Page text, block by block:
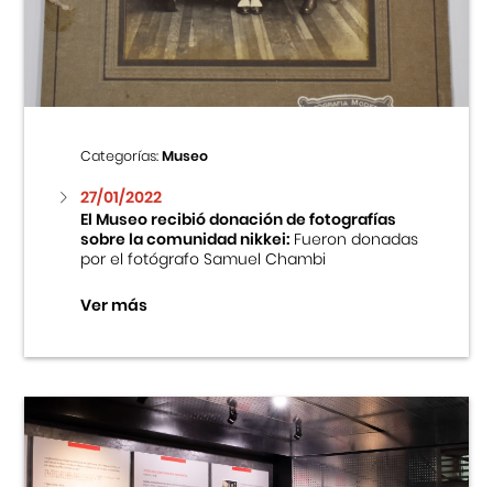
Centro Cultural Peruano Japonés
Museo de la Inmigración Japonesa
Fondo Editorial
Teatro Peruano Japonés
Categorías:Museo
27/01/2022
El Museo recibió donación de fotografías
sobre la comunidad nikkei:Fueron donadas
por el fotógrafo Samuel Chambi
Ver más